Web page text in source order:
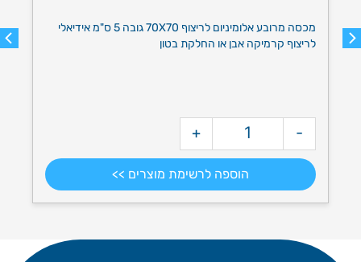
מכסה מרובע אלומיניום לריצוף 70X70 גובה 5 ס"מ אידיאלי
לריצוף קרמיקה אבן או החלקת בטון
מק"ט: 9057
-
+
הוספה לרשימת מוצרים >>